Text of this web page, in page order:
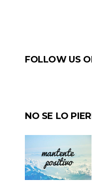
FOLLOW US
NO SE LO